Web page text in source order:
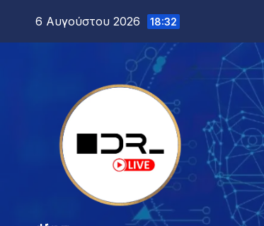
6 Αυγούστου 2026 18:32